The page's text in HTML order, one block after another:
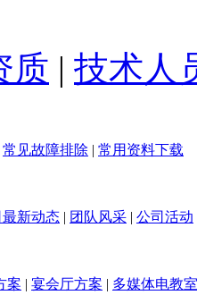
质 | 技术人
常见故障排除 | 常用资料下载
新动态 | 团队风采 | 公司活动
案 | 宴会厅方案 | 多媒体电教室